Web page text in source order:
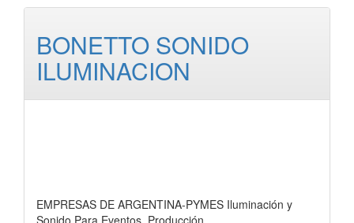
BONETTO SONIDO
ILUMINACION
EMPRESAS DE ARGENTINA-PYMES Iluminación y
Sonido Para Eventos, Producción